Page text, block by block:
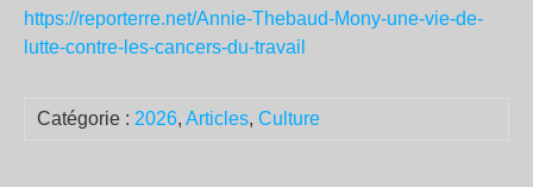
https://reporterre.net/Annie-Thebaud-Mony-une-vie-de-
lutte-contre-les-cancers-du-travail
Catégorie : 2026, Articles, Culture